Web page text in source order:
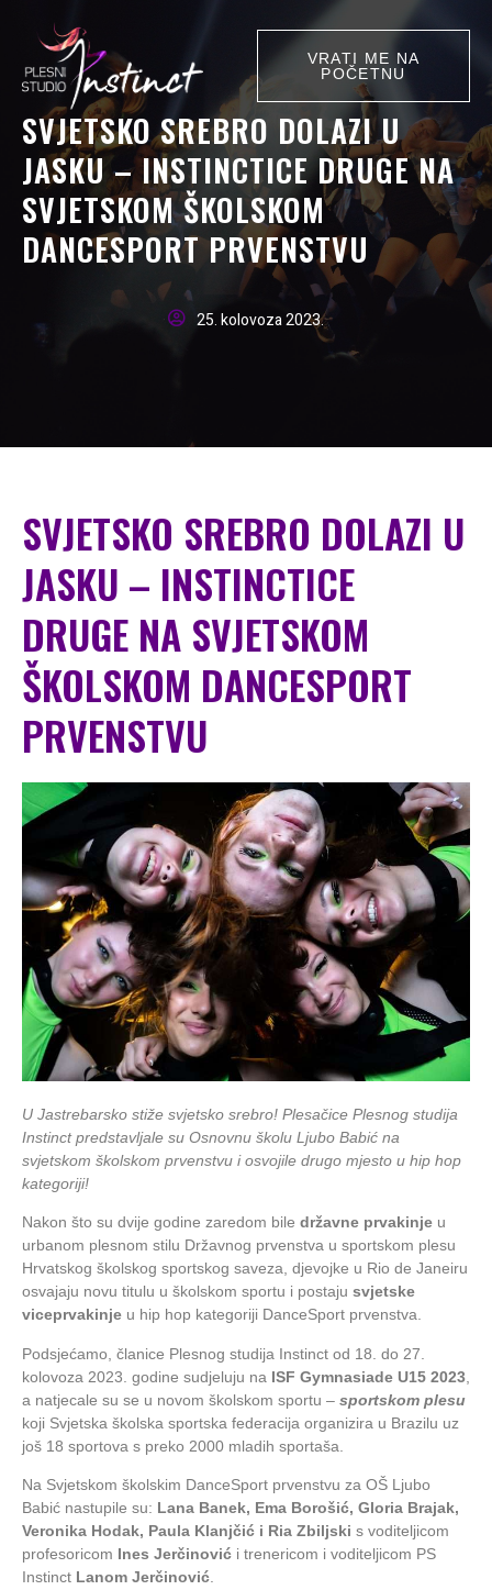
VRATI ME NA
POČETNU
SVJETSKO SREBRO DOLAZI U
JASKU – INSTINCTICE DRUGE NA
SVJETSKOM ŠKOLSKOM
DANCESPORT PRVENSTVU
25. kolovoza 2023.
SVJETSKO SREBRO DOLAZI U
JASKU – INSTINCTICE
DRUGE NA SVJETSKOM
ŠKOLSKOM DANCESPORT
PRVENSTVU
U Jastrebarsko stiže svjetsko srebro! Plesačice Plesnog studija
Instinct predstavljale su Osnovnu školu Ljubo Babić na
svjetskom školskom prvenstvu i osvojile drugo mjesto u hip hop
kategoriji!
Nakon što su dvije godine zaredom bile državne prvakinje u
urbanom plesnom stilu Državnog prvenstva u sportskom plesu
Hrvatskog školskog sportskog saveza, djevojke u Rio de Janeiru
osvajaju novu titulu u školskom sportu i postaju svjetske
viceprvakinje u hip hop kategoriji DanceSport prvenstva.
Podsjećamo, članice Plesnog studija Instinct od 18. do 27.
kolovoza 2023. godine sudjeluju na ISF Gymnasiade U15 2023
a natjecale su se u novom školskom sportu – sportskom plesu
koji Svjetska školska sportska federacija organizira u Brazilu uz
još 18 sportova s preko 2000 mladih sportaša.
Na Svjetskom školskim DanceSport prvenstvu za OŠ Ljubo
Babić nastupile su: Lana Banek, Ema Borošić, Gloria Brajak,
Veronika Hodak, Paula Klanjčić i Ria Zbiljski s voditeljicom
profesoricom Ines Jerčinović i trenericom i voditeljicom PS
Instinct Lanom Jerčinović